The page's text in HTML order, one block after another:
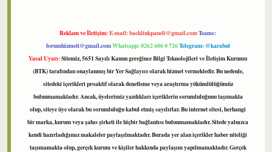
Reklam ve İletişim:E-mail:backlinkpaneli@gmail.comTeams:
forumhizmeti@gmail.comWhatsapp: 0262 606 0 726Telegram: @karabul
Yasal Uyarı:Sitemiz, 5651 Sayılı Kanun gereğince Bilgi Teknolojileri ve İletişim Kurumu
(BTK) tarafından onaylanmış bir Yer Sağlayıcı olarak hizmet vermektedir. Bu nedenle,
sitedeki içerikleri proaktif olarak denetleme veya araştırma yükümlülüğümüz
bulunmamaktadır. Ancak, üyelerimiz yazdıkları içeriklerin sorumluluğunu taşımakta
olup, siteye üye olarak bu sorumluluğu kabul etmiş sayılırlar. Bu internet sitesi, herhangi
bir marka, kurum veya şahıs şirketi ile hiçbir bağlantısı bulunmamaktadır. Sitede yalnızca
kendi hazırladığımız makaleler paylaşılmaktadır. Burada yer alan içerikler haber niteliği
taşımamakta olup, gerçek kurum ve kişiler hakkında paylaşım yapılmamaktadır. Gerçek